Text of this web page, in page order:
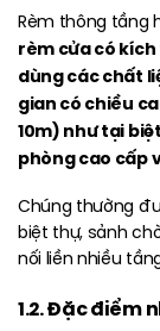
Rèm thông tầng
rèm cửa có
dùng các chất
gian có chiều
10m) như tại
phòng cao cấp
Chúng thường
biệt thự, sảnh
nối liền nhiều
1.2. Đặc điểm